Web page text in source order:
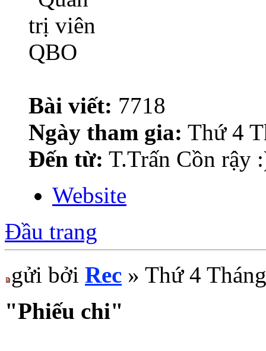
Bài viết: 7718
Ngày tham gia: Thứ 4
Đến từ: T.Trấn Cồn rậy
Website
Đầu trang
gửi bởi Rec » Thứ 4
"Phiếu chi"